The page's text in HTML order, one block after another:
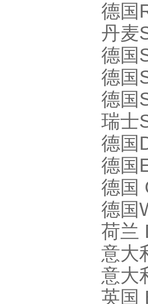
德国
丹麦
德国
德国
德国
瑞士
德国
德国
德国
德国
荷兰
意大
意大
英国